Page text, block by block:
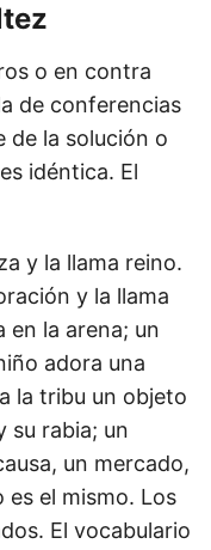
o en contra
de conferencias
de la solución o
idéntica. El
y la llama reino.
y la llama
en la arena; un
adora una
la tribu un objeto
su rabia; un
un mercado,
es el mismo. Los
El vocabulario